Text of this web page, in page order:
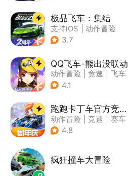
极品飞车：集结
支持iOS
动作冒险
| 竞速
3.7
QQ飞车-熊出没联动
动作冒险 竞速
飞车
| 漂移
4.1
跑跑卡丁车官方竞速版
动作冒险 竞速
赛车
| 跑跑卡丁车
4.8
疯狂撞车大冒险